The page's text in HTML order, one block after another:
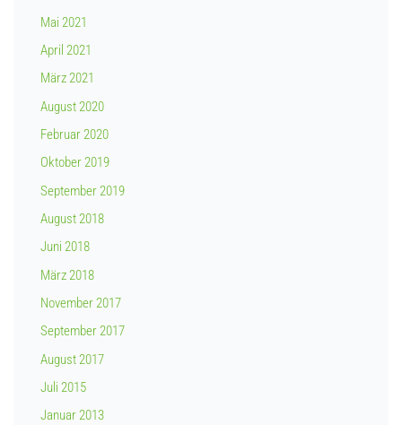
Mai 2021
April 2021
März 2021
August 2020
Februar 2020
Oktober 2019
September 2019
August 2018
Juni 2018
März 2018
November 2017
September 2017
August 2017
Juli 2015
Januar 2013